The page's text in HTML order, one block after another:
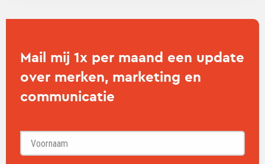
Mail mij 1x per maand een update
over merken, marketing en
communicatie